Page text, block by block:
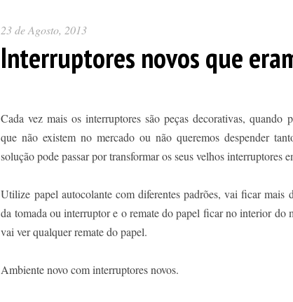
23 de Agosto, 2013
Interruptores novos que
Cada vez mais os interruptores são peças decorativas, quando
que não existem no mercado ou não queremos despender
solução pode passar por transformar os seus velhos interruptores
Utilize papel autocolante com diferentes padrões, vai ficar mais
da tomada ou interruptor e o remate do papel ficar no interior do
vai ver qualquer remate do papel.
Ambiente novo com interruptores novos.